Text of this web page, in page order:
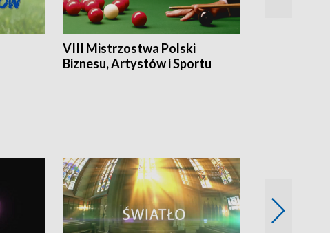
VIII Mistrzostwa Polski
Biznesu, Artystów i Sportu